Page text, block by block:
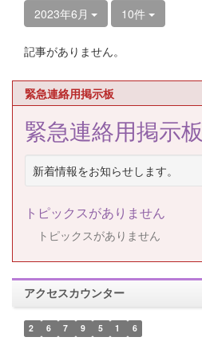
2023年6月 10件
記事がありません。
緊急連絡用掲示板
緊急連絡用掲示板
新着情報をお知らせします。
トピックスがありません
トピックスがありません
アクセスカウンター
2 6 7 9 5 1 6